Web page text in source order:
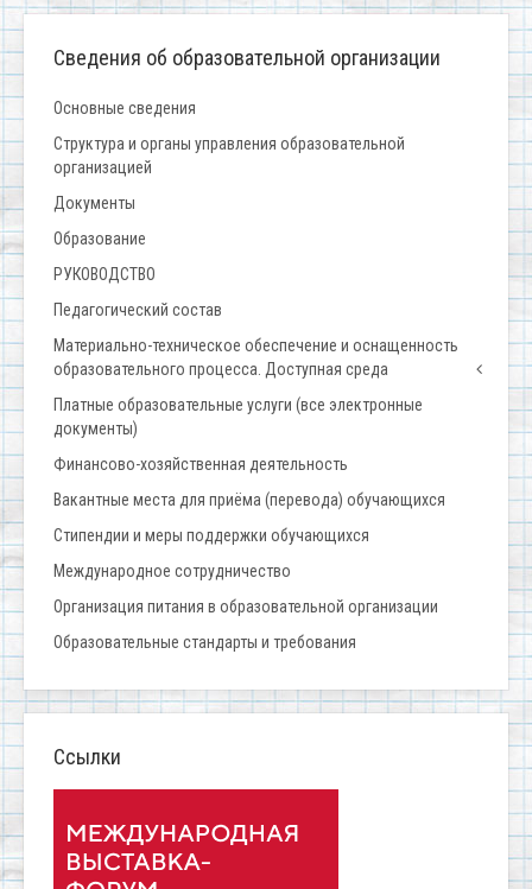
Сведения об образовательной организации
Основные сведения
Структура и органы управления образовательной
организацией
Документы
Образование
РУКОВОДСТВО
Педагогический состав
Материально-техническое обеспечение и оснащенность
образовательного процесса. Доступная среда
Платные образовательные услуги (все электронные
документы)
Финансово-хозяйственная деятельность
Вакантные места для приёма (перевода) обучающихся
Стипендии и меры поддержки обучающихся
Международное сотрудничество
Организация питания в образовательной организации
Образовательные стандарты и требования
Ссылки